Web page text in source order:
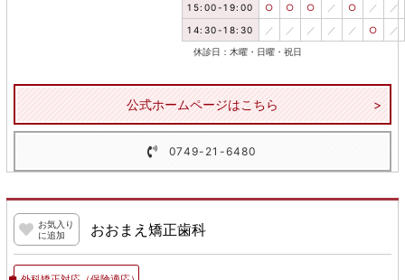
15:00-19:00 ○ ○ ○ ／ ○ ／ ／
14:30-18:30 ／ ／ ／ ／ ／ ○ ／
休診日：木曜・日曜・祝日
公式ホームページはこちら
0749-21-6480
お気入り
に追加
おおまえ矯正歯科